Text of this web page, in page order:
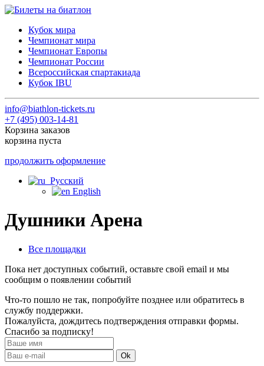
Кубок мира
Чемпионат мира
Чемпионат Европы
Чемпионат России
Всероссийская спартакиада
Кубок IBU
info@biathlon-tickets.ru
+7 (495) 003-14-81
Корзина заказов
корзина пуста
продолжить оформление
Русский
English
Душники Арена
Все площадки
Пока нет доступных событий, оставьте свой email и мы
сообщим о появлении событий
Что-то пошло не так, попробуйте позднее или обратитесь в
службу поддержки.
Пожалуйста, дождитесь подтверждения отправки формы.
Спасибо за подписку!
Ok